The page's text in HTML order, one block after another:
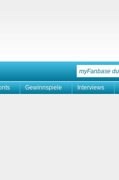
Gewinnspiele Interviews